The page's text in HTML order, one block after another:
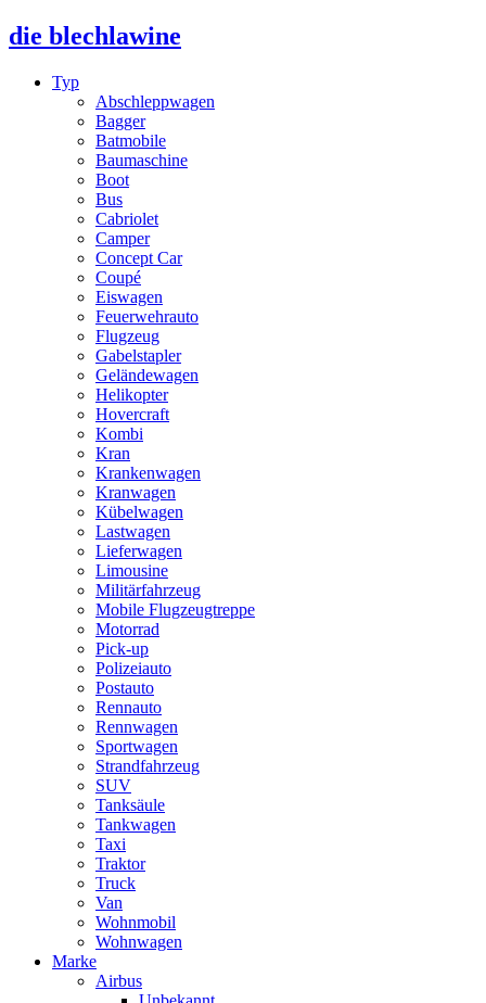
die blechlawine
Typ
Abschleppwagen
Bagger
Batmobile
Baumaschine
Boot
Bus
Cabriolet
Camper
Concept Car
Coupé
Eiswagen
Feuerwehrauto
Flugzeug
Gabelstapler
Geländewagen
Helikopter
Hovercraft
Kombi
Kran
Krankenwagen
Kranwagen
Kübelwagen
Lastwagen
Lieferwagen
Limousine
Militärfahrzeug
Mobile Flugzeugtreppe
Motorrad
Pick-up
Polizeiauto
Postauto
Rennauto
Rennwagen
Sportwagen
Strandfahrzeug
SUV
Tanksäule
Tankwagen
Taxi
Traktor
Truck
Van
Wohnmobil
Wohnwagen
Marke
Airbus